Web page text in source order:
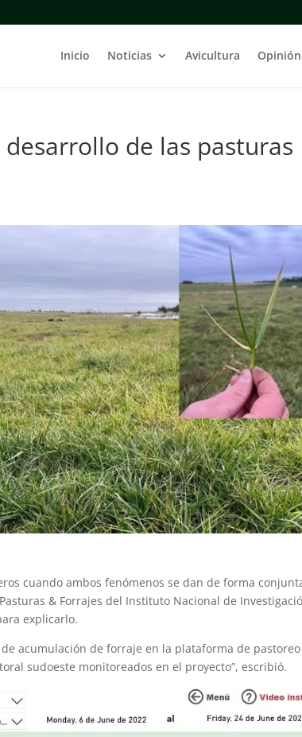
Inicio Noticias Avicultura Opinión
de las pasturas
cuando ambos fenómenos se dan de forma
& Forrajes del Instituto Nacional de
explicarlo.
acumulación de forraje en la plataforma de
sudoeste monitoreados en el proyecto”, escribió.